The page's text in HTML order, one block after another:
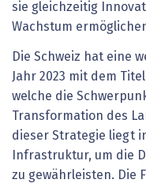
sie gleichzeitig
Wachstum
Die Schweiz hat eine
Jahr 2023 mit dem
welche die
Transformation des
dieser Strategie liegt
Infrastruktur, um die
zu gewährleisten. Die